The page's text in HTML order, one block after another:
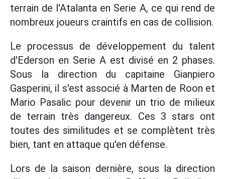
terrain de l'Atalanta en Serie A, ce qui rend de
nombreux joueurs craintifs en cas de collision.
Le processus de développement du talent
d'Ederson en Serie A est divisé en 2 phases.
Sous la direction du capitaine Gianpiero
Gasperini, il s'est associé à Marten de Roon et
Mario Pasalic pour devenir un trio de milieux
de terrain très dangereux. Ces 3 stars ont
toutes des similitudes et se complètent très
bien, tant en attaque qu'en défense.
Lors de la saison dernière, sous la direction